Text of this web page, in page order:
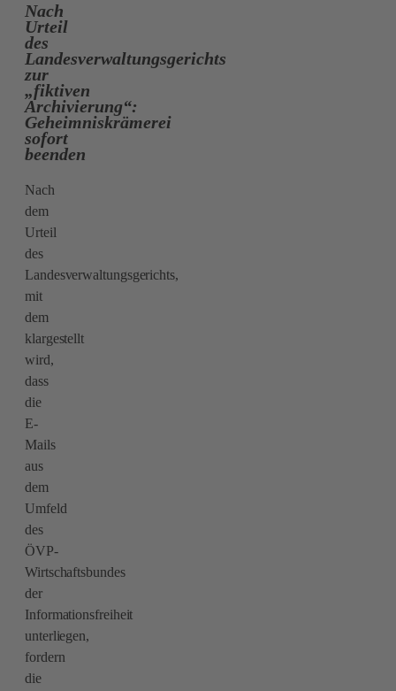
Nach
Urteil
des
Landesverwaltungsgerichts
zur
„fiktiven
Archivierung“:
Geheimniskrämerei
sofort
beenden
Nach
dem
Urteil
des
Landesverwaltungsgerichts,
mit
dem
klargestellt
wird,
dass
die
E-
Mails
aus
dem
Umfeld
des
ÖVP-
Wirtschaftsbundes
der
Informationsfreiheit
unterliegen,
fordern
die